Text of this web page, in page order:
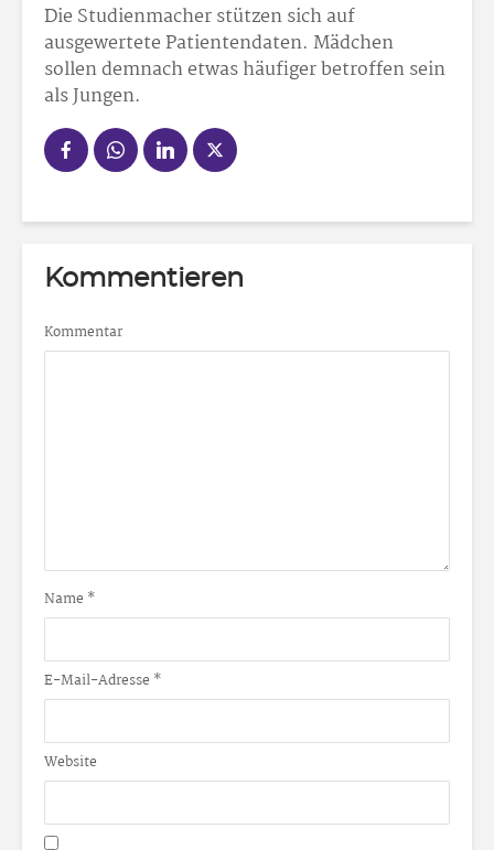
Die Studienmacher stützen sich auf
ausgewertete Patientendaten. Mädchen
sollen demnach etwas häufiger betroffen sein
als Jungen.
Kommentieren
Kommentar
Name *
E-Mail-Adresse *
Website